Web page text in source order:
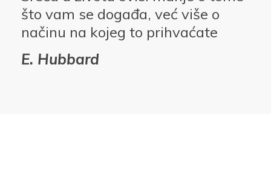
što vam se događa, već više o
načinu na kojeg to prihvaćate
E. Hubbard